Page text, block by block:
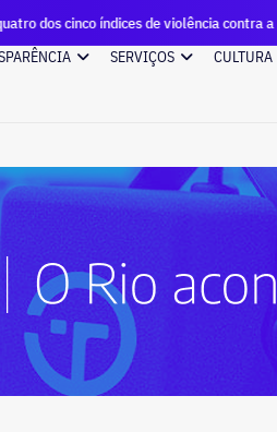
de violência contra a mulher
SERVIÇOS CULTURA